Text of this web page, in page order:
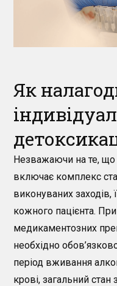
Як
Незважаючи на те, що
включає комплекс
виконуваних заходів,
кожного пацієнта.
медикаментозних
необхідно
період вживання
крові, загальний стан